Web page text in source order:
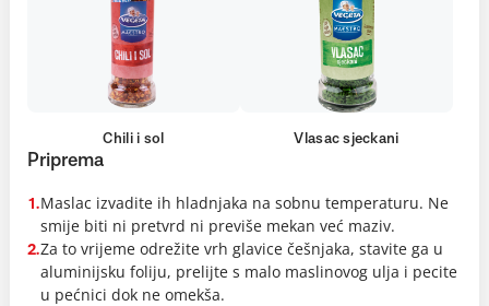
Chili i sol Vlasac sjeckani
Priprema
1.Maslac izvadite ih hladnjaka na sobnu temperaturu. Ne
smije biti ni pretvrd ni previše mekan već maziv.
2.Za to vrijeme odrežite vrh glavice češnjaka, stavite ga u
aluminijsku foliju, prelijte s malo maslinovog ulja i pecite
u pećnici dok ne omekša.